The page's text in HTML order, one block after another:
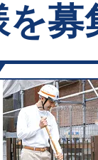
募